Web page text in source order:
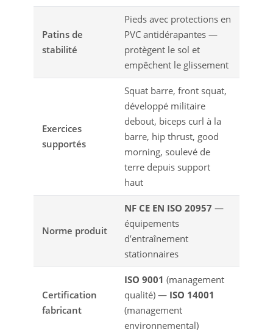
Patins de
stabilité
Pieds avec protections en
PVC antidérapantes —
protègent le sol et
empêchent le glissement
Exercices
supportés
Squat barre, front squat,
développé militaire
debout, biceps curl à la
barre, hip thrust, good
morning, soulevé de
terre depuis support
haut
Norme produit
NF CE EN ISO 20957 —
équipements
d’entraînement
stationnaires
Certification
fabricant
ISO 9001 (management
qualité) — ISO 14001
(management
environnemental)